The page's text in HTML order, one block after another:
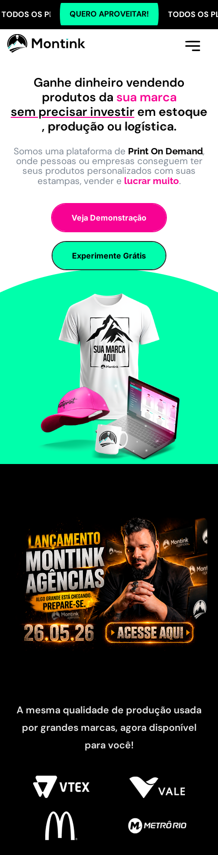
QUERO APROVEITAR!
COM 5% OFF NO PIX! TODOS OS PLANOS
Ganhe dinheiro vendendo
produtos da sua marca
sem precisar investir em estoque
, produçãoou logística.
Somos uma plataforma de Print On Demand,
onde pessoas ou empresas conseguem ter
seus produtos personalizados com suas
estampas, vender e lucrar muito.
Veja Demonstração
Experimente Grátis
A mesma qualidade de produção usada
por grandes marcas, agora disponível
para você!